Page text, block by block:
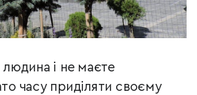
і не маєте
часу приділяти своєму